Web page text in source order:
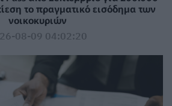
το πραγματικό εισόδημα των
νοικοκυριών
08-09 04:02:20